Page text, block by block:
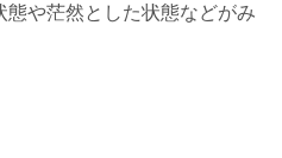
や茫然とした状態などがみ